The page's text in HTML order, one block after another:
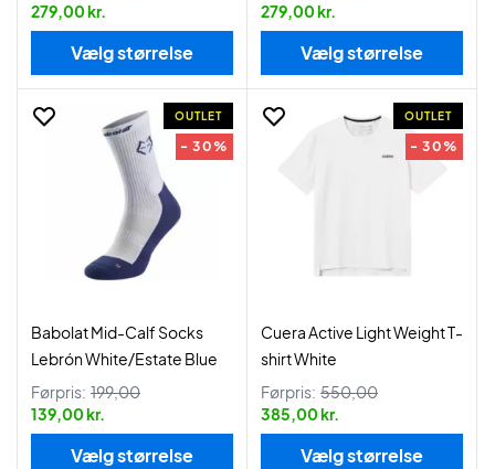
279,00 kr.
Vælg størrelse
279,00 kr.
Vælg størrelse
OUTLET
- 30%
Babolat Mid-Calf Socks
Lebrón White/Estate Blue
Førpris: 199,00
139,00 kr.
Vælg størrelse
OUTLET
- 30%
Cuera Active Light Weight T-
shirt White
Førpris: 550,00
385,00 kr.
Vælg størrelse